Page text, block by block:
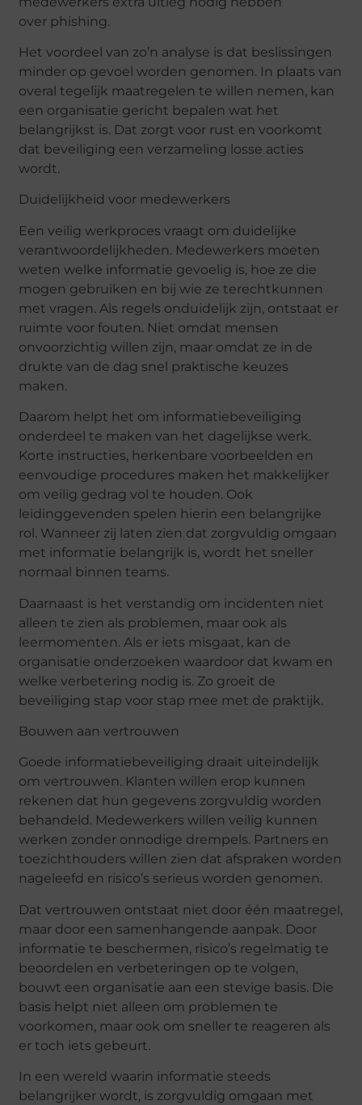
over phishing.
Het voordeel van zo’n analyse is dat beslissingen
minder op gevoel worden genomen. In plaats van
overal tegelijk maatregelen te willen nemen, kan
een organisatie gericht bepalen wat het
belangrijkst is. Dat zorgt voor rust en voorkomt
dat beveiliging een verzameling losse acties
wordt.
Duidelijkheid voor medewerkers
Een veilig werkproces vraagt om duidelijke
verantwoordelijkheden. Medewerkers moeten
weten welke informatie gevoelig is, hoe ze die
mogen gebruiken en bij wie ze terechtkunnen
met vragen. Als regels onduidelijk zijn, ontstaat er
ruimte voor fouten. Niet omdat mensen
onvoorzichtig willen zijn, maar omdat ze in de
drukte van de dag snel praktische keuzes
maken.
Daarom helpt het om informatiebeveiliging
onderdeel te maken van het dagelijkse werk.
Korte instructies, herkenbare voorbeelden en
eenvoudige procedures maken het makkelijker
om veilig gedrag vol te houden. Ook
leidinggevenden spelen hierin een belangrijke
rol. Wanneer zij laten zien dat zorgvuldig omgaan
met informatie belangrijk is, wordt het sneller
normaal binnen teams.
Daarnaast is het verstandig om incidenten niet
alleen te zien als problemen, maar ook als
leermomenten. Als er iets misgaat, kan de
organisatie onderzoeken waardoor dat kwam en
welke verbetering nodig is. Zo groeit de
beveiliging stap voor stap mee met de praktijk.
Bouwen aan vertrouwen
Goede informatiebeveiliging draait uiteindelijk
om vertrouwen. Klanten willen erop kunnen
rekenen dat hun gegevens zorgvuldig worden
behandeld. Medewerkers willen veilig kunnen
werken zonder onnodige drempels. Partners en
toezichthouders willen zien dat afspraken worden
nageleefd en risico’s serieus worden genomen.
Dat vertrouwen ontstaat niet door één maatregel,
maar door een samenhangende aanpak. Door
informatie te beschermen, risico’s regelmatig te
beoordelen en verbeteringen op te volgen,
bouwt een organisatie aan een stevige basis. Die
basis helpt niet alleen om problemen te
voorkomen, maar ook om sneller te reageren als
er toch iets gebeurt.
In een wereld waarin informatie steeds
belangrijker wordt, is zorgvuldig omgaan met